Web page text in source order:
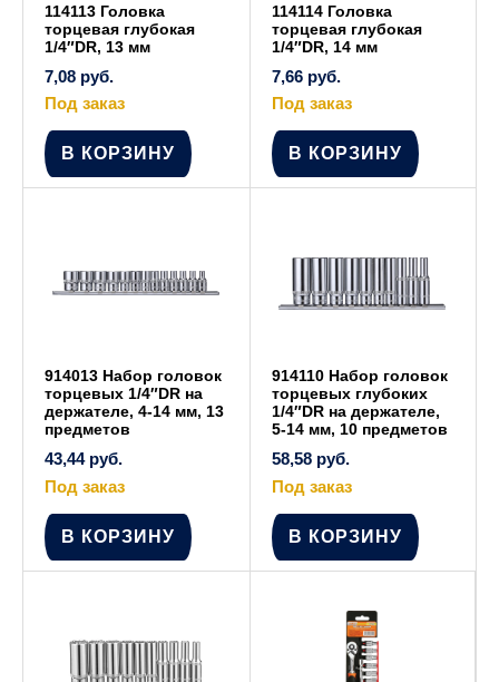
114113 Головка
торцевая глубокая
1/4″DR, 13 мм
7,08 руб.
Под заказ
В КОРЗИНУ
114114 Головка
торцевая глубокая
1/4″DR, 14 мм
7,66 руб.
Под заказ
В КОРЗИНУ
914013 Набор головок
торцевых 1/4″DR на
держателе, 4-14 мм, 13
предметов
43,44 руб.
Под заказ
В КОРЗИНУ
914110 Набор головок
торцевых глубоких
1/4″DR на держателе,
5-14 мм, 10 предметов
58,58 руб.
Под заказ
В КОРЗИНУ